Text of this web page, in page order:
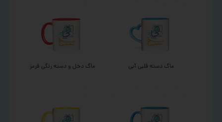
ماگ دسته قلبی آبی ماگ دخل و دسته رنگی قرمز